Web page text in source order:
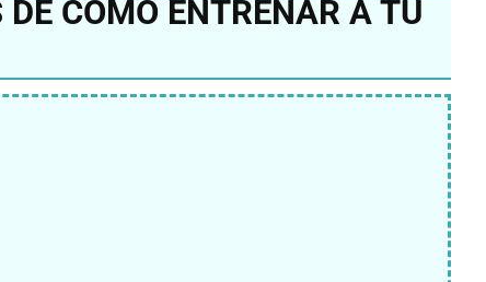
CÓMO ENTRENAR A TU